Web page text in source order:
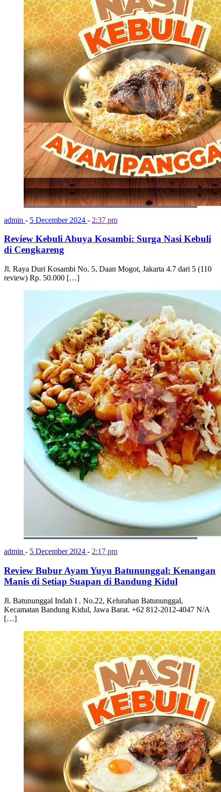
admin - 5 December 2024 - 2:37 pm
Review Kebuli Abuya Kosambi: Surga Nasi Kebuli
di Cengkareng
Jl. Raya Duri Kosambi No. 5, Daan Mogot, Jakarta 4.7 dari 5 (110
review) Rp. 50.000 […]
admin - 5 December 2024 - 2:17 pm
Review Bubur Ayam Yuyu Batununggal: Kenangan
Manis di Setiap Suapan di Bandung Kidul
Jl. Batununggal Indah I . No.22, Kelurahan Batununggal,
Kecamatan Bandung Kidul, Jawa Barat. +62 812-2012-4047 N/A
[…]